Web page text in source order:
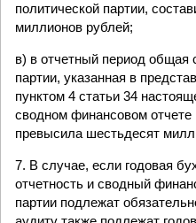
политической партии,
миллионов рублей;
в) в отчетный период общая
партии, указанная в
пунктом 4 статьи 34
сводном финансовом отчете
превысила шестьдесят
7. В случае, если годовая
отчетность и сводный
партии подлежат